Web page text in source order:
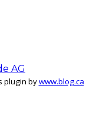
AG
plugin bywww.blog.ca